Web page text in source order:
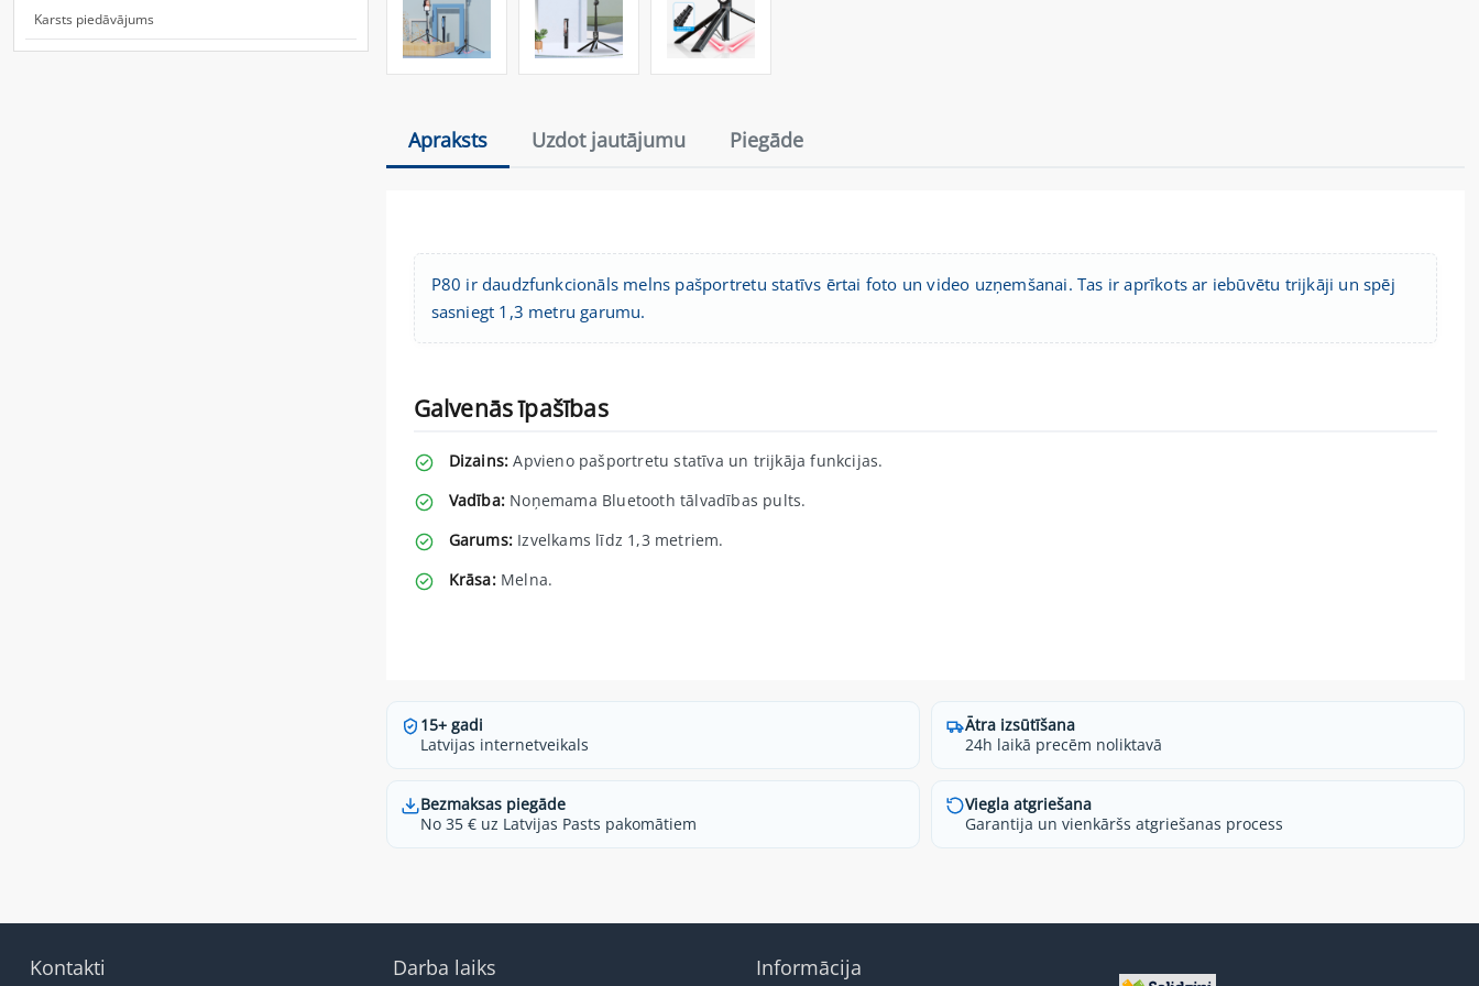
Karsts piedāvājums
Apraksts Uzdot jautājumu Piegāde
P80 ir daudzfunkcionāls melns pašportretu statīvs ērtai foto un video uzņemšanai. Tas ir aprīkots ar iebūvētu trijkāji un spēj
sasniegt 1,3 metru garumu.
Galvenās īpašības
Dizains: Apvieno pašportretu statīva un trijkāja funkcijas.
Vadība:Noņemama Bluetooth tālvadības pults.
Garums:Izvelkams līdz 1,3 metriem.
Krāsa:Melna.
15+ gadi
Latvijas internetveikals
Ātra izsūtīšana
24h laikā precēm noliktavā
Bezmaksas piegāde
No 35 € uz Latvijas Pasts pakomātiem
Viegla atgriešana
Garantija un vienkāršs atgriešanas process
Kontakti Darba laiks Informācija